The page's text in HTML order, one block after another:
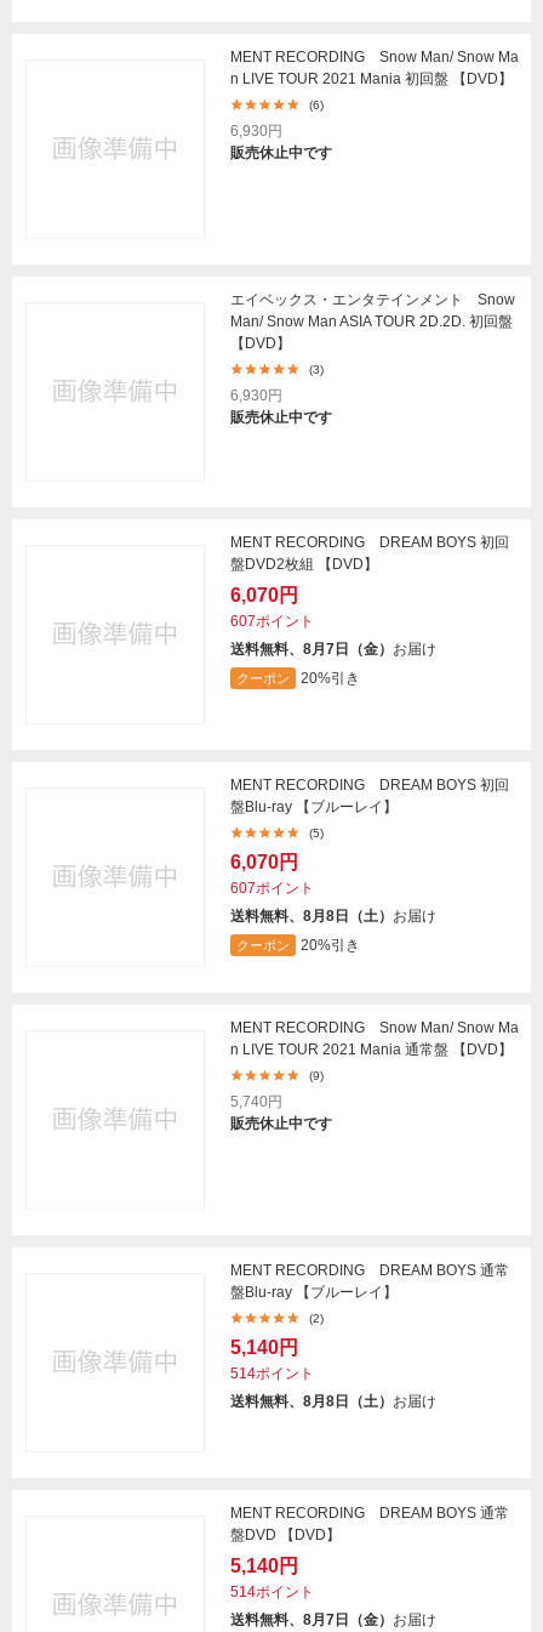
MENT RECORDING Snow Man/ Snow Ma
n LIVE TOUR 2021 Mania 初回盤 【DVD】
(6)
6,930円
販売休止中です
エイベックス・エンタテインメント Snow
Man/ Snow Man ASIA TOUR 2D.2D. 初回盤
【DVD】
(3)
6,930円
販売休止中です
MENT RECORDING DREAM BOYS 初回
盤DVD2枚組 【DVD】
6,070円
607ポイント
送料無料、8月7日（金） お届け
クーポン 20%引き
MENT RECORDING DREAM BOYS 初回
盤Blu-ray 【ブルーレイ】
(5)
6,070円
607ポイント
送料無料、8月8日（土） お届け
クーポン 20%引き
MENT RECORDING Snow Man/ Snow Ma
n LIVE TOUR 2021 Mania 通常盤 【DVD】
(9)
5,740円
販売休止中です
MENT RECORDING DREAM BOYS 通常
盤Blu-ray 【ブルーレイ】
(2)
5,140円
514ポイント
送料無料、8月8日（土） お届け
MENT RECORDING DREAM BOYS 通常
盤DVD 【DVD】
5,140円
514ポイント
送料無料、8月7日（金） お届け